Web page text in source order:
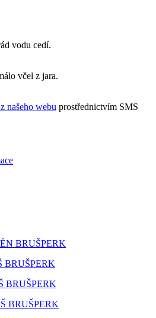
vodu cedí.
včel z jara.
našeho webu prostřednictvím SMS
BRUŠPERK
BRUŠPERK
BRUŠPERK
BRUŠPERK